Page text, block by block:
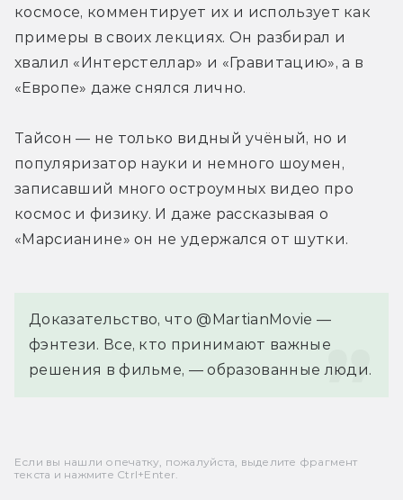
космосе, комментирует их и использует как
примеры в своих лекциях. Он разбирал и
хвалил «Интерстеллар» и «Гравитацию», а в
«Европе» даже снялся лично.
Тайсон — не только видный учёный, но и
популяризатор науки и немного шоумен,
записавший много остроумных видео про
космос и физику. И даже рассказывая о
«Марсианине» он не удержался от шутки.
Доказательство, что @MartianMovie —
фэнтези. Все, кто принимают важные
решения в фильме, — образованные люди.
Если вы нашли опечатку, пожалуйста, выделите фрагмент
текста и нажмите Ctrl+Enter.